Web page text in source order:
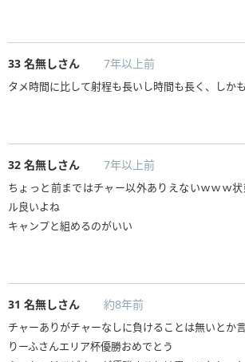
33 名無しさん 7年以上前
タメ時間に比して射程も長いし時間も長く、しか
32 名無しさん 7年以上前
ちょっと前まではチャー以外ありえないｗｗｗ
ル良いよね
キャンプと組めるのがいい
31 名無しさん 約8年前
チャーありがチャーなしに負けることは無いとか
りーふさんエリア杯優勝おめでとう